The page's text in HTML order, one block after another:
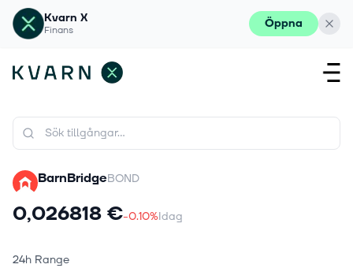
Kvarn X
Finans Öppna
BarnBridgeBOND
0,026818 €-0.10%Idag
24h Range